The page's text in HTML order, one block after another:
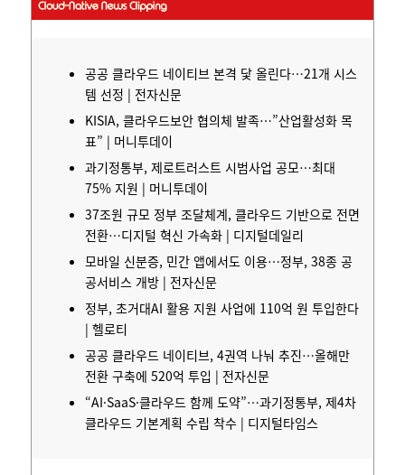
공공 클라우드 네이티브 본격 닻 올린다…21개 시스
템 선정 | 전자신문
KISIA, 클라우드보안 협의체 발족…”산업활성화 목
표” | 머니투데이
과기정통부, 제로트러스트 시범사업 공모…최대
75% 지원 | 머니투데이
37조원 규모 정부 조달체계, 클라우드 기반으로 전면
전환…디지털 혁신 가속화 | 디지털데일리
모바일 신분증, 민간 앱에서도 이용…정부, 38종 공
공서비스 개방 | 전자신문
정부, 초거대AI 활용 지원 사업에 110억 원 투입한다
| 헬로티
공공 클라우드 네이티브, 4권역 나눠 추진…올해만
전환 구축에 520억 투입 | 전자신문
“AI·SaaS·클라우드 함께 도약”…과기정통부, 제4차
클라우드 기본계획 수립 착수 | 디지털타임스